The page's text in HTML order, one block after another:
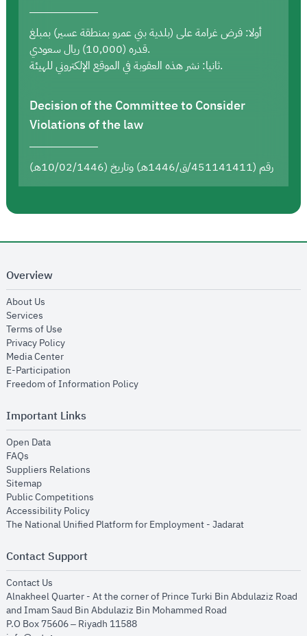
أولا: فرض غرامة على (بلدية بني عمرو بمنطقة عسير) بمبلغ
قدره (10,000) ريال سعودي.
ثانيا: نشر هذه العقوبة في الموقع الإلكتروني للهيئة.
Decision of the Committee to Consider
Violations of the law
رقم (451141411/ق/1446هـ) وتاريخ (10/02/1446هـ)
Overview
About Us
Services
Terms of Use
Privacy Policyopens in new window
Media Centeropens in new window
E-Participation
Freedom of Information Policyopens in new window
Important Links
Open Dataopens in new window
FAQs
Suppliers Relations
Sitemapopens in new window
Public Competitions
Accessibility Policyopens in new window
The National Unified Platform for Employment - Jadaratopens in new
Contact Support
Contact Us
Alnakheel Quarter - At the corner of Prince Turki Bin Abdulaziz Road
and Imam Saud Bin Abdulaziz Bin Mohammed Road​
P.O Box 75606 – Riyadh 11588